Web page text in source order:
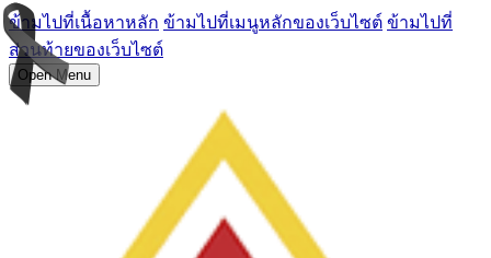
ข้ามไปที่เนื้อหาหลัก ข้ามไปที่เมนูหลักของเว็บไซต์ ข้ามไปที่
ส่วนท้ายของเว็บไซต์
Open Menu